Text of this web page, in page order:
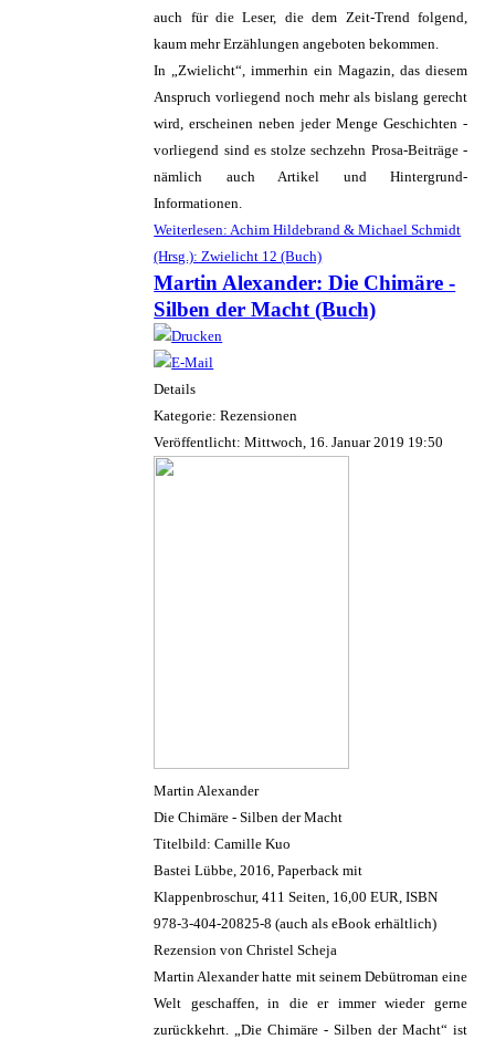
auch für die Leser, die dem Zeit-Trend folgend,
kaum mehr Erzählungen angeboten bekommen.
In „Zwielicht“, immerhin ein Magazin, das diesem
Anspruch vorliegend noch mehr als bislang gerecht
wird, erscheinen neben jeder Menge Geschichten -
vorliegend sind es stolze sechzehn Prosa-Beiträge -
nämlich auch Artikel und Hintergrund-
Informationen.
Weiterlesen: Achim Hildebrand & Michael Schmidt
(Hrsg.): Zwielicht 12 (Buch)
Martin Alexander: Die Chimäre -
Silben der Macht (Buch)
Details
Kategorie: Rezensionen
Veröffentlicht: Mittwoch, 16. Januar 2019 19:50
Martin Alexander
Die Chimäre - Silben der Macht
Titelbild: Camille Kuo
Bastei Lübbe, 2016, Paperback mit
Klappenbroschur, 411 Seiten, 16,00 EUR, ISBN
978-3-404-20825-8 (auch als eBook erhältlich)
Rezension von Christel Scheja
Martin Alexander hatte mit seinem Debütroman eine
Welt geschaffen, in die er immer wieder gerne
zurückkehrt. „Die Chimäre - Silben der Macht“ ist